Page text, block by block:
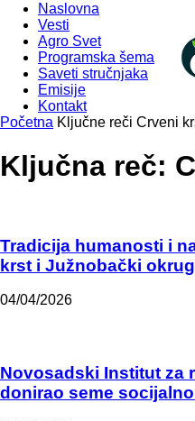
Naslovna
Vesti
Agro Svet
Programska šema
Saveti stručnjaka
Emisije
Kontakt
Početna Ključne reči Crveni
Ključna reč:
Tradicija humanosti i
krst i Južnobački
04/04/2026
Novosadski Institut za
donirao seme